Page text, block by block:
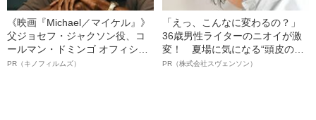
《映画『Michael／マイケル』》
父ジョセフ・ジャクソン役、コ
ールマン・ドミンゴ オフィシャ
ルインタビュー“観客を魅了した
PR（キノフィルムズ）
「えっ、こんなに変わるの？」
36歳男性ライターのニオイが激
変！ 夏場に気になる“頭皮のニ
オイ”や“ベタつき”を解消す
PR（株式会社スヴェンソン）